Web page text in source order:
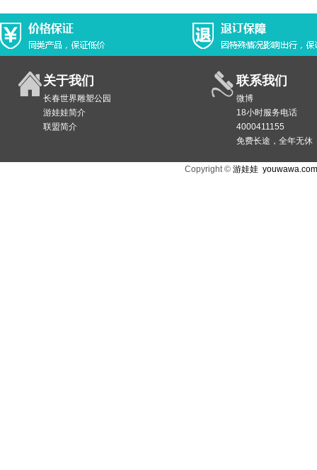
关于我们
长春世界雕塑公园
游娃娃简介
联盟简介
联系我们
微博
18小时服务电话
4000411155
免费长途，全年无休
Copyright © 游娃娃 youwawa.com